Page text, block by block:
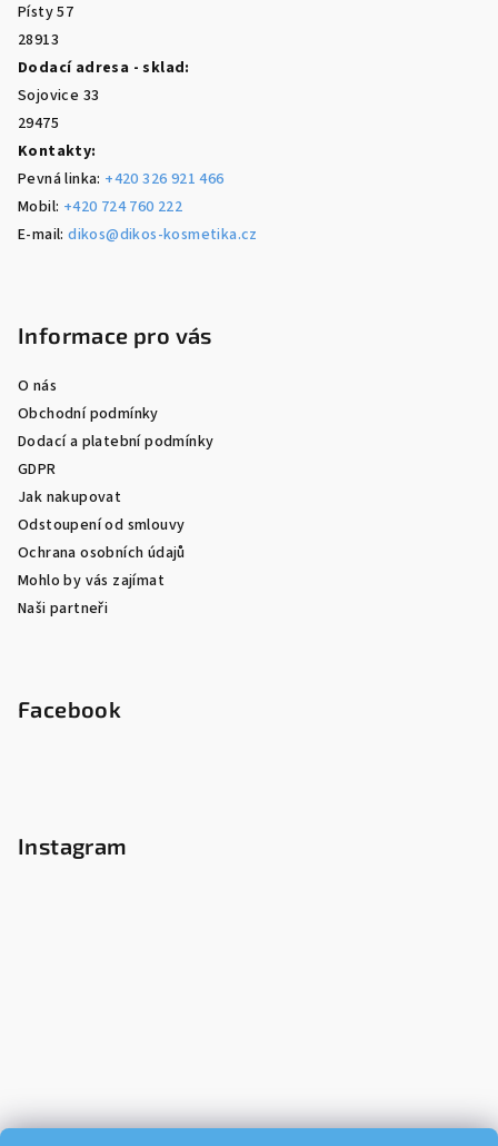
Písty 57
28913
Dodací adresa - sklad:
Sojovice 33
29475
Kontakty:
Pevná linka: +420 326 921 466
Mobil: +420 724 760 222
E-mail:dikos@dikos-kosmetika.cz
Informace pro vás
O nás
Obchodní podmínky
Dodací a platební podmínky
GDPR
Jak nakupovat
Odstoupení od smlouvy
Ochrana osobních údajů
Mohlo by vás zajímat
Naši partneři
Facebook
Instagram